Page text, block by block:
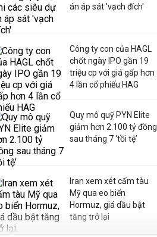
án áp sát 'vạch đích'
Công ty con của HAGL
chốt ngày IPO gần 19
triệu cp với giá gấp hơn
4 lần cổ phiếu HAG
Quy mô quỹ PYN Elite
giảm hơn 2.100 tỷ đồng
sau tháng 7 ‘tồi tệ’
Iran xem xét cấm tàu
Mỹ qua eo biển
Hormuz, giá dầu bật
tăng trở lại